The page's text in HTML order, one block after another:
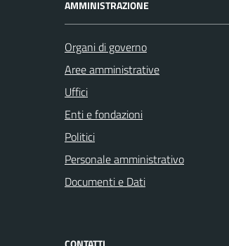
AMMINISTRAZIONE
Organi di governo
Aree amministrative
Uffici
Enti e fondazioni
Politici
Personale amministrativo
Documenti e Dati